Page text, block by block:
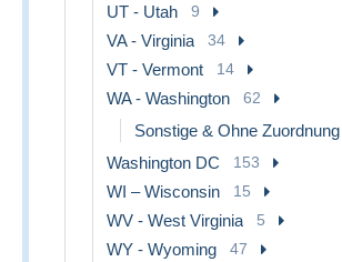
UT - Utah 9
VA - Virginia 34
VT - Vermont 14
WA - Washington 62
Sonstige & Ohne Zuordnung
Washington DC 153
WI – Wisconsin 15
WV - West Virginia 5
WY - Wyoming 47